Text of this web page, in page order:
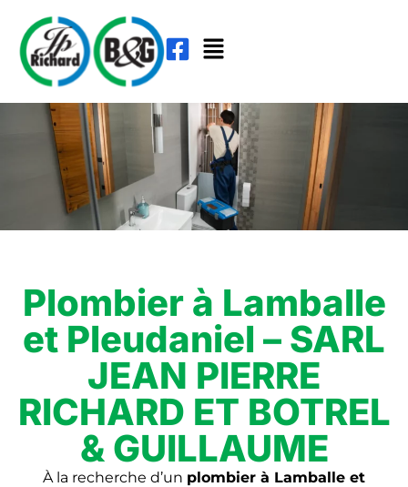
Plombier à Lamballe
et Pleudaniel – SARL
JEAN PIERRE
RICHARD ET BOTREL
& GUILLAUME
À la recherche d’un plombier à Lamballe et